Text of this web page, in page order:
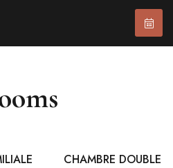
CHAMBRE DOUBLE